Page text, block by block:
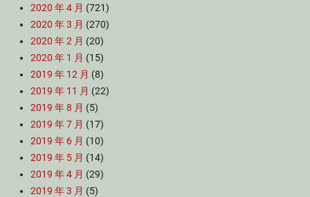
2020 年 4 月 (721)
2020 年 3 月 (270)
2020 年 2 月 (20)
2020 年 1 月 (15)
2019 年 12 月 (8)
2019 年 11 月 (22)
2019 年 8 月 (5)
2019 年 7 月 (17)
2019 年 6 月 (10)
2019 年 5 月 (14)
2019 年 4 月 (29)
2019 年 3 月 (5)